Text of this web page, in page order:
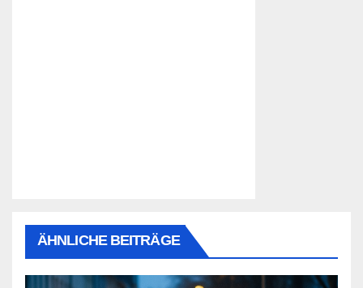
ÄHNLICHE BEITRÄGE